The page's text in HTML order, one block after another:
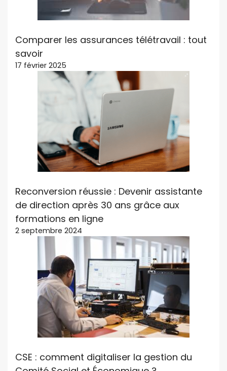
Comparer les assurances télétravail : tout
savoir
17 février 2025
Reconversion réussie : Devenir assistante
de direction après 30 ans grâce aux
formations en ligne
2 septembre 2024
CSE : comment digitaliser la gestion du